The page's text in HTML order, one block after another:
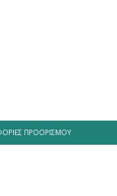
ΠΡΟΟΡΙΣΜΟΎ